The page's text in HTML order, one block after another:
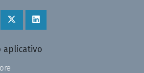
aplicativo